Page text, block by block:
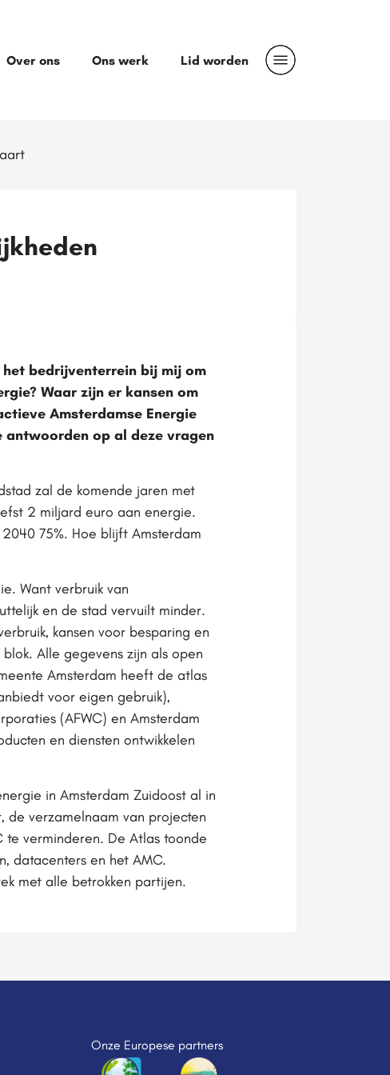
Over ons Ons werk Lid worden
bedrijventerrein bij mij om
Waar zijn er kansen om
Amsterdamse Energie
antwoorden op al deze vragen
zal de komende jaren met
2 miljard euro aan energie.
75%. Hoe blijft Amsterdam
Want verbruik van
en de stad vervuilt minder.
kansen voor besparing en
Alle gegevens zijn als open
Amsterdam heeft de atlas
voor eigen gebruik),
(AFWC) en Amsterdam
en diensten ontwikkelen
in Amsterdam Zuidoost al in
de verzamelnaam van projecten
verminderen. De Atlas toonde
datacenters en het AMC.
met alle betrokken partijen.
Onze Europese partners